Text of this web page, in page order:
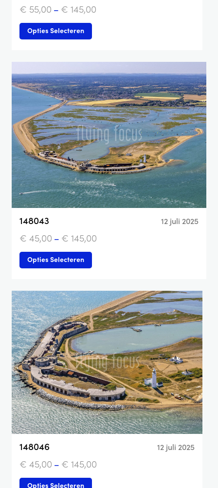
€ 55,00 – € 145,00
Opties Selecteren
148043 12 juli 2025
€ 45,00 – € 145,00
Opties Selecteren
148046 12 juli 2025
€ 45,00 – € 145,00
Opties Selecteren